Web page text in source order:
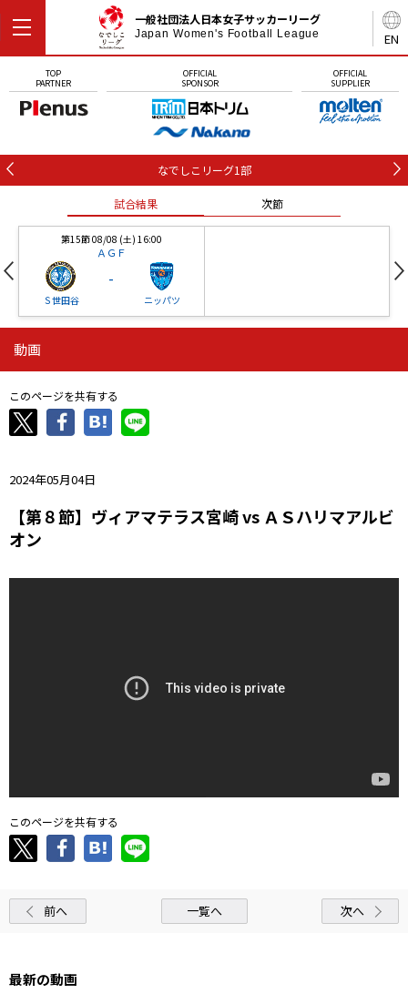
EN
一般社団法人日本女子サッカーリーグ
Japan Women's Football League
TOP
PARTNER
OFFICIAL
SPONSOR
OFFICIAL
SUPPLIER
なでしこリーグ1部
試合結果 次節
第15節 08/08 (土) 16:00
ＡＧＦ
Ｓ世田谷
-
ニッパツ
ニッパツ
ニッパツ
-
石人の星
動画
このページを共有する
2024年05月04日
【第８節】ヴィアマテラス宮崎 vs ＡＳハリマアルビ
オン
このページを共有する
前へ 一覧へ 次へ
最新の動画